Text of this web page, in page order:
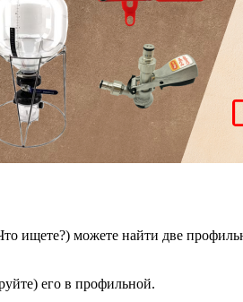
ищете?) можете найти две
его в профильной.